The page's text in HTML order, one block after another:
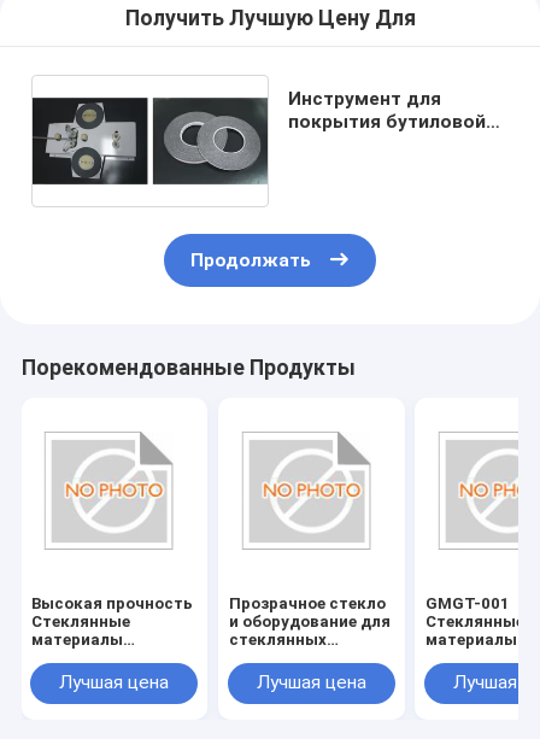
Получить Лучшую Цену Для
Инструмент для
покрытия бутиловой
Продолжать
Порекомендованные Продукты
Высокая прочность
Стеклянные
материалы
инструменты
Устойчивые к
Лучшая цена
Прозрачное стекло
и оборудование для
стеклянных
Лучшая цена
GMGT-001
Стеклянные
материалы
инструменты
Страна
Лучшая